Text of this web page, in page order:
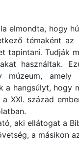
elmondta, hogy
témaként
tapintani. Tudják
használtak.
amely
hangsúlyt, hogy
század
aki ellátogat a
a másikon